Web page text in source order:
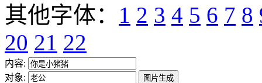
其他字体： 1 2 3 4 5 6 7 8
20 21 22
内容:
对象: